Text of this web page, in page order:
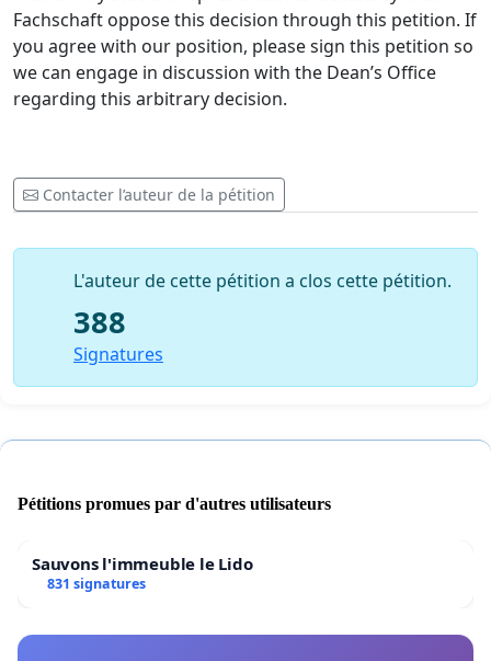
Fachschaft oppose this decision through this petition. If
you agree with our position, please sign this petition so
we can engage in discussion with the Dean’s Office
regarding this arbitrary decision.
Contacter l’auteur de la pétition
L'auteur de cette pétition a clos cette pétition.
388
Signatures
Pétitions promues par d'autres utilisateurs
Sauvons l'immeuble le Lido
831 signatures